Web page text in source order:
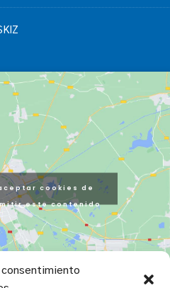
cookies de
este contenido